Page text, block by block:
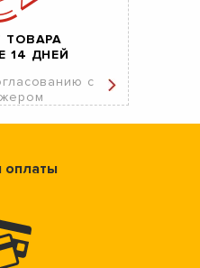
ТОВАРА
14 ДНЕЙ
с
оплаты